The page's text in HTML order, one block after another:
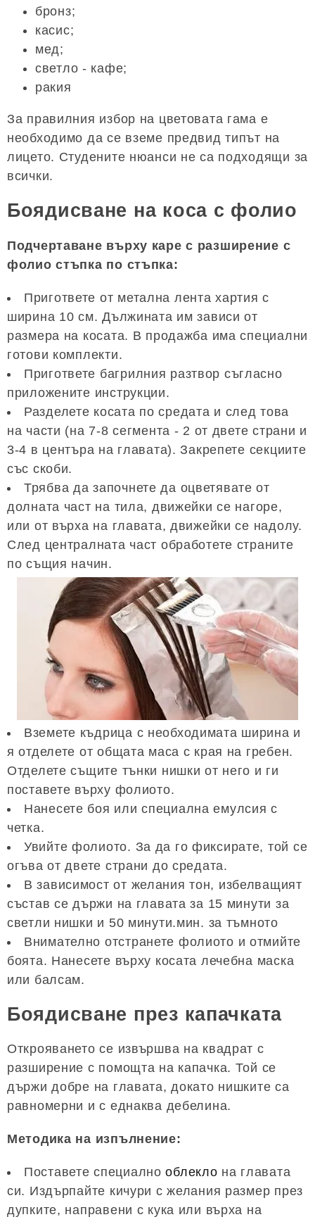
бронз;
касис;
мед;
светло - кафе;
ракия
За правилния избор на цветовата гама е
необходимо да се вземе предвид типът на
лицето. Студените нюанси не са подходящи за
всички.
Боядисване на коса с фолио
Подчертаване върху каре с разширение с
фолио стъпка по стъпка:
Пригответе от метална лента хартия с
ширина 10 см. Дължината им зависи от
размера на косата. В продажба има специални
готови комплекти.
Пригответе багрилния разтвор съгласно
приложените инструкции.
Разделете косата по средата и след това
на части (на 7-8 сегмента - 2 от двете страни и
3-4 в центъра на главата). Закрепете секциите
със скоби.
Трябва да започнете да оцветявате от
долната част на тила, движейки се нагоре,
или от върха на главата, движейки се надолу.
След централната част обработете страните
по същия начин.
Вземете къдрица с необходимата ширина и
я отделете от общата маса с края на гребен.
Отделете същите тънки нишки от него и ги
поставете върху фолиото.
Нанесете боя или специална емулсия с
четка.
Увийте фолиото. За да го фиксирате, той се
огъва от двете страни до средата.
В зависимост от желания тон, избелващият
състав се държи на главата за 15 минути за
светли нишки и 50 минути.мин. за тъмното
Внимателно отстранете фолиото и отмийте
боята. Нанесете върху косата лечебна маска
или балсам.
Боядисване през капачката
Открояването се извършва на квадрат с
разширение с помощта на капачка. Той се
държи добре на главата, докато нишките са
равномерни и с еднаква дебелина.
Методика на изпълнение:
Поставете специалнооблекло на главата
си. Издърпайте кичури с желания размер през
дупките, направени с кука или върха на